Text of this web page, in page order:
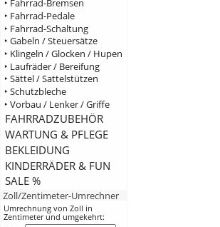
‣ Fahrrad-Bremsen
‣ Fahrrad-Pedale
‣ Fahrrad-Schaltung
‣ Gabeln / Steuersätze
‣ Klingeln / Glocken / Hupen
‣ Laufräder / Bereifung
‣ Sättel / Sattelstützen
‣ Schutzbleche
‣ Vorbau / Lenker / Griffe
FAHRRADZUBEHÖR
WARTUNG & PFLEGE
BEKLEIDUNG
KINDERRÄDER & FUN
SALE %
Zoll/Zentimeter-Umrechner
Umrechnung von Zoll in
Zentimeter und umgekehrt: